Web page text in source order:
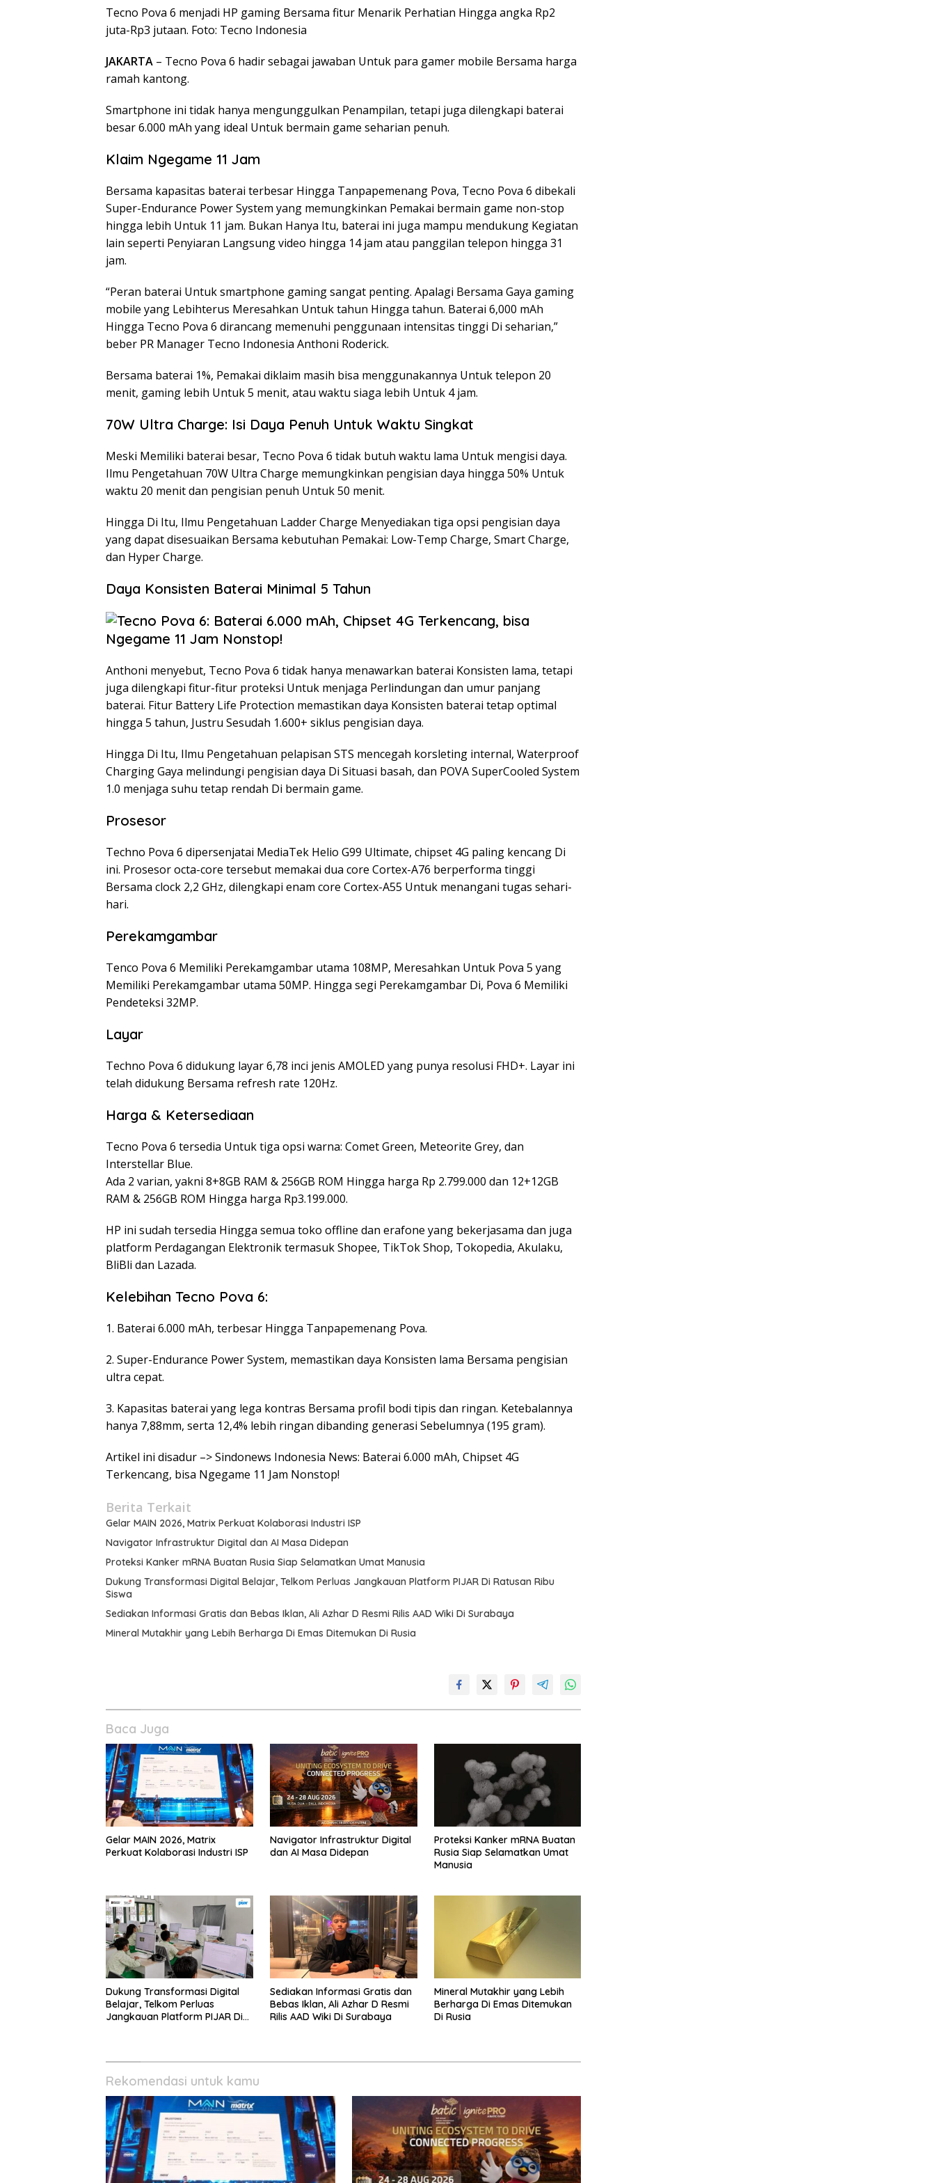
Tecno Pova 6 menjadi HP gaming Bersama fitur Menarik Perhatian Hingga angka Rp2
juta-Rp3 jutaan. Foto: Tecno Indonesia
JAKARTA – Tecno Pova 6 hadir sebagai jawaban Untuk para gamer mobile Bersama harga
ramah kantong.
Smartphone ini tidak hanya mengunggulkan Penampilan, tetapi juga dilengkapi baterai
besar 6.000 mAh yang ideal Untuk bermain game seharian penuh.
Klaim Ngegame 11 Jam
Bersama kapasitas baterai terbesar Hingga Tanpapemenang Pova, Tecno Pova 6 dibekali
Super-Endurance Power System yang memungkinkan Pemakai bermain game non-stop
hingga lebih Untuk 11 jam. Bukan Hanya Itu, baterai ini juga mampu mendukung Kegiatan
lain seperti Penyiaran Langsung video hingga 14 jam atau panggilan telepon hingga 31
jam.
“Peran baterai Untuk smartphone gaming sangat penting. Apalagi Bersama Gaya gaming
mobile yang Lebihterus Meresahkan Untuk tahun Hingga tahun. Baterai 6,000 mAh
Hingga Tecno Pova 6 dirancang memenuhi penggunaan intensitas tinggi Di seharian,”
beber PR Manager Tecno Indonesia Anthoni Roderick.
Bersama baterai 1%, Pemakai diklaim masih bisa menggunakannya Untuk telepon 20
menit, gaming lebih Untuk 5 menit, atau waktu siaga lebih Untuk 4 jam.
70W Ultra Charge: Isi Daya Penuh Untuk Waktu Singkat
Meski Memiliki baterai besar, Tecno Pova 6 tidak butuh waktu lama Untuk mengisi daya.
Ilmu Pengetahuan 70W Ultra Charge memungkinkan pengisian daya hingga 50% Untuk
waktu 20 menit dan pengisian penuh Untuk 50 menit.
Hingga Di Itu, Ilmu Pengetahuan Ladder Charge Menyediakan tiga opsi pengisian daya
yang dapat disesuaikan Bersama kebutuhan Pemakai: Low-Temp Charge, Smart Charge,
dan Hyper Charge.
Daya Konsisten Baterai Minimal 5 Tahun
Anthoni menyebut, Tecno Pova 6 tidak hanya menawarkan baterai Konsisten lama, tetapi
juga dilengkapi fitur-fitur proteksi Untuk menjaga Perlindungan dan umur panjang
baterai. Fitur Battery Life Protection memastikan daya Konsisten baterai tetap optimal
hingga 5 tahun, Justru Sesudah 1.600+ siklus pengisian daya.
Hingga Di Itu, Ilmu Pengetahuan pelapisan STS mencegah korsleting internal, Waterproof
Charging Gaya melindungi pengisian daya Di Situasi basah, dan POVA SuperCooled System
1.0 menjaga suhu tetap rendah Di bermain game.
Prosesor
Techno Pova 6 dipersenjatai MediaTek Helio G99 Ultimate, chipset 4G paling kencang Di
ini. Prosesor octa-core tersebut memakai dua core Cortex-A76 berperforma tinggi
Bersama clock 2,2 GHz, dilengkapi enam core Cortex-A55 Untuk menangani tugas sehari-
hari.
Perekamgambar
Tenco Pova 6 Memiliki Perekamgambar utama 108MP, Meresahkan Untuk Pova 5 yang
Memiliki Perekamgambar utama 50MP. Hingga segi Perekamgambar Di, Pova 6 Memiliki
Pendeteksi 32MP.
Layar
Techno Pova 6 didukung layar 6,78 inci jenis AMOLED yang punya resolusi FHD+. Layar ini
telah didukung Bersama refresh rate 120Hz.
Harga & Ketersediaan
Tecno Pova 6 tersedia Untuk tiga opsi warna: Comet Green, Meteorite Grey, dan
Interstellar Blue.
Ada 2 varian, yakni 8+8GB RAM & 256GB ROM Hingga harga Rp 2.799.000 dan 12+12GB
RAM & 256GB ROM Hingga harga Rp3.199.000.
HP ini sudah tersedia Hingga semua toko offline dan erafone yang bekerjasama dan juga
platform Perdagangan Elektronik termasuk Shopee, TikTok Shop, Tokopedia, Akulaku,
BliBli dan Lazada.
Kelebihan Tecno Pova 6:
1. Baterai 6.000 mAh, terbesar Hingga Tanpapemenang Pova.
2. Super-Endurance Power System, memastikan daya Konsisten lama Bersama pengisian
ultra cepat.
3. Kapasitas baterai yang lega kontras Bersama profil bodi tipis dan ringan. Ketebalannya
hanya 7,88mm, serta 12,4% lebih ringan dibanding generasi Sebelumnya (195 gram).
Artikel ini disadur –> Sindonews Indonesia News: Baterai 6.000 mAh, Chipset 4G
Terkencang, bisa Ngegame 11 Jam Nonstop!
Berita Terkait
Gelar MAIN 2026, Matrix Perkuat Kolaborasi Industri ISP
Navigator Infrastruktur Digital dan AI Masa Didepan
Proteksi Kanker mRNA Buatan Rusia Siap Selamatkan Umat Manusia
Dukung Transformasi Digital Belajar, Telkom Perluas Jangkauan Platform PIJAR Di Ratusan Ribu
Siswa
Sediakan Informasi Gratis dan Bebas Iklan, Ali Azhar D Resmi Rilis AAD Wiki Di Surabaya
Mineral Mutakhir yang Lebih Berharga Di Emas Ditemukan Di Rusia
Baca Juga
Gelar MAIN 2026, Matrix
Perkuat Kolaborasi Industri ISP
Navigator Infrastruktur Digital
dan AI Masa Didepan
Proteksi Kanker mRNA Buatan
Rusia Siap Selamatkan Umat
Manusia
Dukung Transformasi Digital
Belajar, Telkom Perluas
Jangkauan Platform PIJAR Di
Sediakan Informasi Gratis dan
Bebas Iklan, Ali Azhar D Resmi
Rilis AAD Wiki Di Surabaya
Mineral Mutakhir yang Lebih
Berharga Di Emas Ditemukan
Di Rusia
Rekomendasi untuk kamu